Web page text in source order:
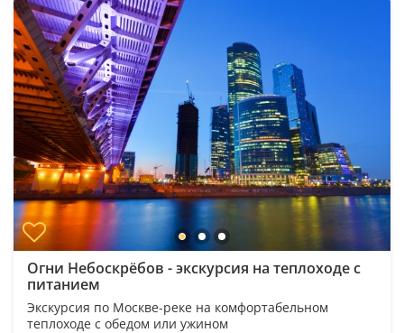
Огни Небоскрёбов - экскурсия на теплоходе с
питанием
Экскурсия по Москве-реке на комфортабельном
теплоходе с обедом или ужином